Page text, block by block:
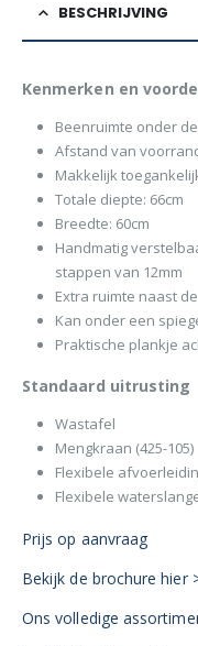
BESCHRIJVING
Kenmerken en
Beenruimte onder
Afstand van
Makkelijk
Totale diepte: 66cm
Breedte: 60cm
Handmatig
stappen van 12mm
Extra ruimte naast
Kan onder een
Praktische plankje
Standaard uitrusting
Wastafel
Mengkraan (425-105)
Flexibele
Flexibele
Prijs op aanvraag
Bekijk de brochure hier
Ons volledige